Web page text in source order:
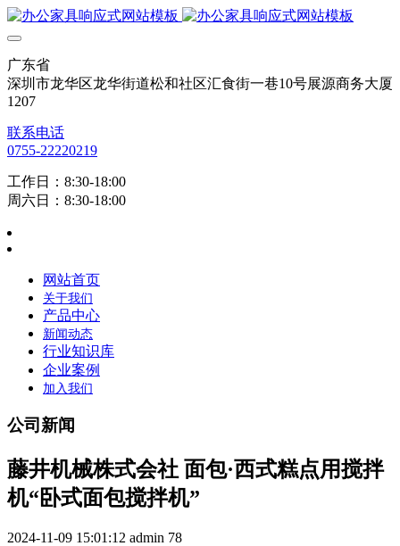
广东省
深圳市龙华区龙华街道松和社区汇食街一巷10号展源商务大厦
1207
联系电话
0755-22220219
工作日：8:30-18:00
周六日：8:30-18:00
网站首页
关于我们
产品中心
新闻动态
行业知识库
企业案例
加入我们
公司新闻
藤井机械株式会社 面包·西式糕点用搅拌
机“卧式面包搅拌机”
2024-11-09 15:01:12 admin 78